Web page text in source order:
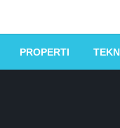
PROPERTI